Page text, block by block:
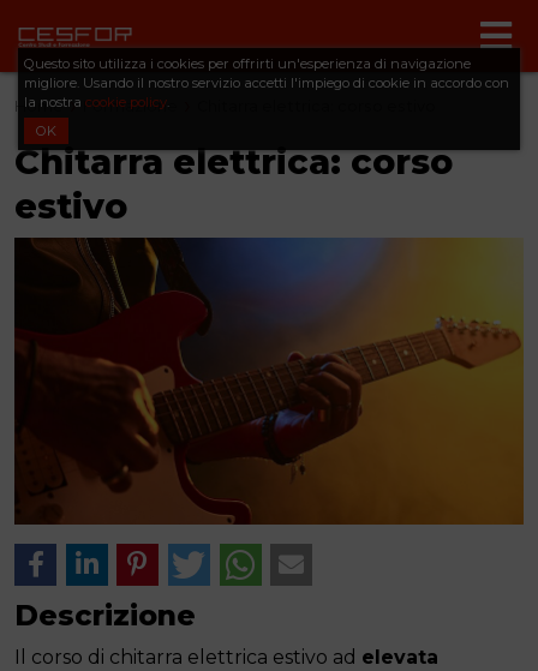
Home Formazione
Chitarra elettrica: corso
estivo
Descrizione
Il corso di chitarra elettrica estivo ad elevata
Questo sito utilizza i cookies per offrirti un'esperienza di navigazione
migliore. Usando il nostro servizio accetti l'impiego di cookie in accordo con
la nostra cookie policy.
OK